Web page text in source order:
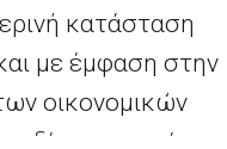
κατάσταση
με έμφαση στην
οικονομικών
της κρίσης